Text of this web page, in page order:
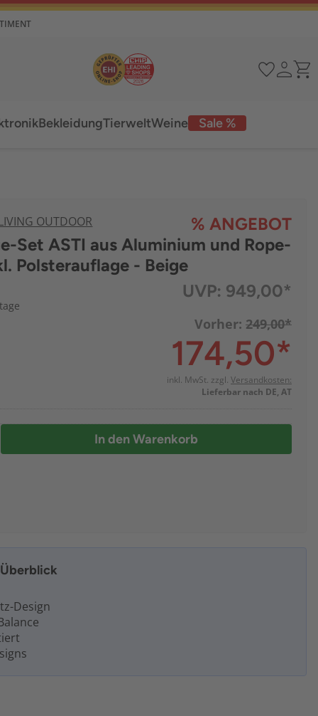
Sale %
BekleidungTierweltWeine
OUTDOOR
% ANGEBOT
Set ASTI aus Aluminium und Rope-
Polsterauflage - Beige
UVP: 949,00*
Vorher: 249,00*
174,50*
inkl. MwSt. zzgl. Versandkosten:
Lieferbar nach DE, AT
In den Warenkorb
Design